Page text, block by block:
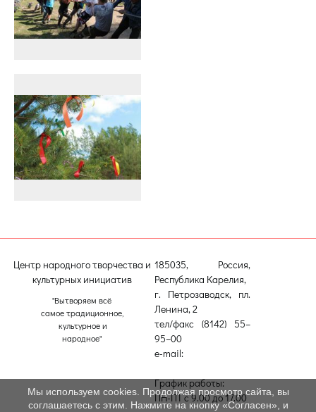
Центр народного творчества и
культурных инициатив
"Вытворяем всё
самое традиционное,
культурное и
народное"
185035, Россия,
Республика Карелия,
г. Петрозаводск, пл.
Ленина, 2
тел/факс (8142) 55–
95–00
e-mail:
График работы:
ПН-ПТ с 9.00 до 17.00
Мы используем cookies. Продолжая просмотр сайта, вы
соглашаетесь с этим. Нажмите на кнопку «Согласен», и